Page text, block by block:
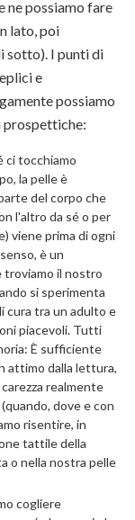
ne possiamo fare
lato, poi
sotto). I punti di
e
possiamo
prospettiche:
ci tocchiamo
la pelle è
del corpo che
l'altro da sé o per
viene prima di ogni
è un
troviamo il nostro
si sperimenta
cura tra un adulto e
piacevoli. Tutti
È sufficiente
attimo dalla lettura,
realmente
dove e con
risentire, in
tattile della
o nella nostra pelle
cogliere